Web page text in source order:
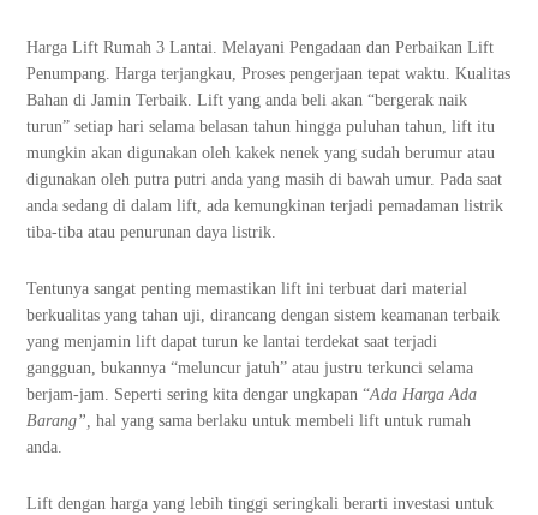
Harga Lift Rumah 3 Lantai. Melayani Pengadaan dan Perbaikan Lift
Penumpang. Harga terjangkau, Proses pengerjaan tepat waktu. Kualitas
Bahan di Jamin Terbaik. Lift yang anda beli akan “bergerak naik
turun” setiap hari selama belasan tahun hingga puluhan tahun, lift itu
mungkin akan digunakan oleh kakek nenek yang sudah berumur atau
digunakan oleh putra putri anda yang masih di bawah umur. Pada saat
anda sedang di dalam lift, ada kemungkinan terjadi pemadaman listrik
tiba-tiba atau penurunan daya listrik.
Tentunya sangat penting memastikan lift ini terbuat dari material
berkualitas yang tahan uji, dirancang dengan sistem keamanan terbaik
yang menjamin lift dapat turun ke lantai terdekat saat terjadi
gangguan, bukannya “meluncur jatuh” atau justru terkunci selama
berjam-jam. Seperti sering kita dengar ungkapan “Ada Harga Ada
Barang”, hal yang sama berlaku untuk membeli lift untuk rumah
anda.
Lift dengan harga yang lebih tinggi seringkali berarti investasi untuk